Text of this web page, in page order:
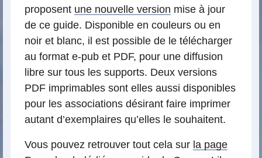
proposent une nouvelle version mise à jour
de ce guide. Disponible en couleurs ou en
noir et blanc, il est possible de le télécharger
au format e-pub et PDF, pour une diffusion
libre sur tous les supports. Deux versions
PDF imprimables sont elles aussi disponibles
pour les associations désirant faire imprimer
autant d’exemplaires qu’elles le souhaitent.
Vous pouvez retrouver tout cela sur la page